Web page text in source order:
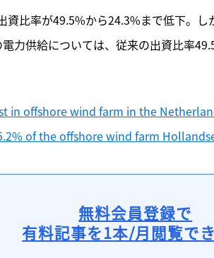
資比率が49.5%から24.3%まで低下。し
力供給については、従来の出資比率
in offshore wind farm in the
of the offshore wind farm
無料会員登録で
有料記事を1本/月閲覧で